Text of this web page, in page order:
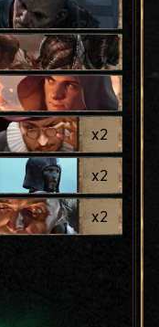
x2
x2
x2